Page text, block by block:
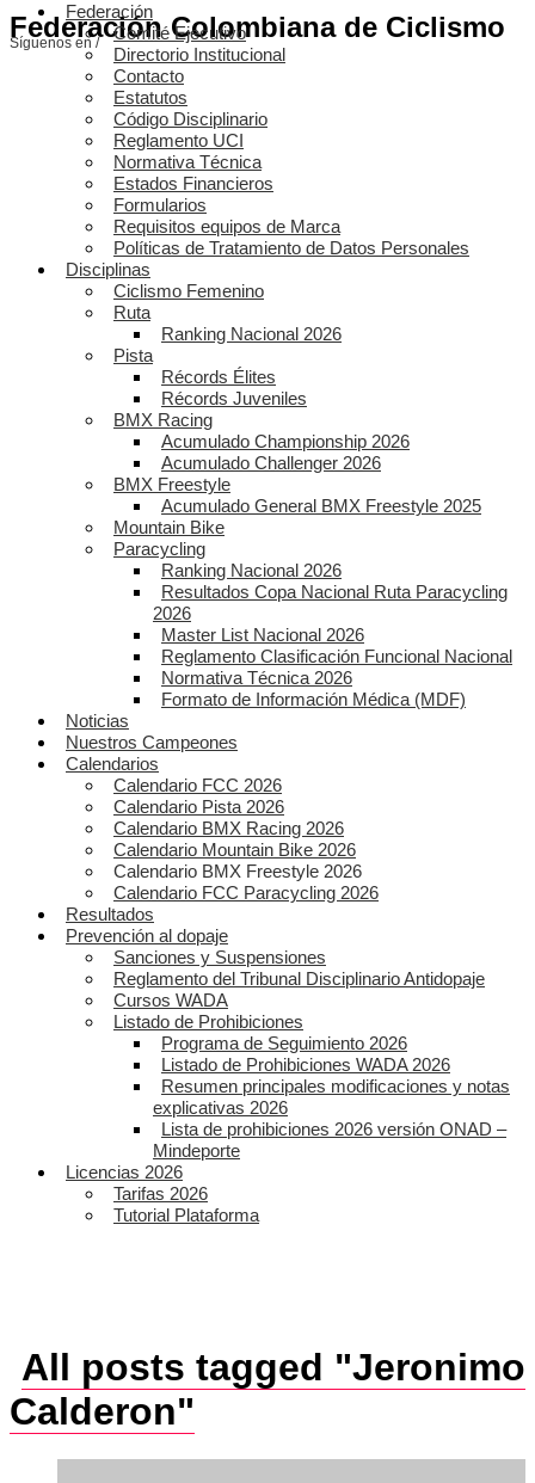
Federación Colombiana de Ciclismo
Síguenos en /
Federación
Comité Ejecutivo
Directorio Institucional
Contacto
Estatutos
Código Disciplinario
Reglamento UCI
Normativa Técnica
Estados Financieros
Formularios
Requisitos equipos de Marca
Políticas de Tratamiento de Datos Personales
Disciplinas
Ciclismo Femenino
Ruta
Ranking Nacional 2026
Pista
Récords Élites
Récords Juveniles
BMX Racing
Acumulado Championship 2026
Acumulado Challenger 2026
BMX Freestyle
Acumulado General BMX Freestyle 2025
Mountain Bike
Paracycling
Ranking Nacional 2026
Resultados Copa Nacional Ruta Paracycling
2026
Master List Nacional 2026
Reglamento Clasificación Funcional Nacional
Normativa Técnica 2026
Formato de Información Médica (MDF)
Noticias
Nuestros Campeones
Calendarios
Calendario FCC 2026
Calendario Pista 2026
Calendario BMX Racing 2026
Calendario Mountain Bike 2026
Calendario BMX Freestyle 2026
Calendario FCC Paracycling 2026
Resultados
Prevención al dopaje
Sanciones y Suspensiones
Reglamento del Tribunal Disciplinario Antidopaje
Cursos WADA
Listado de Prohibiciones
Programa de Seguimiento 2026
Listado de Prohibiciones WADA 2026
Resumen principales modificaciones y notas
explicativas 2026
Lista de prohibiciones 2026 versión ONAD –
Mindeporte
Licencias 2026
Tarifas 2026
Tutorial Plataforma
All posts tagged "Jeronimo
Calderon"